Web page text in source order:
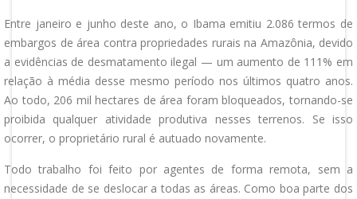
Entre janeiro e junho deste ano, o Ibama emitiu 2.086 termos de
embargos de área contra propriedades rurais na Amazônia, devido
a evidências de desmatamento ilegal — um aumento de 111% em
relação à média desse mesmo período nos últimos quatro anos.
Ao todo, 206 mil hectares de área foram bloqueados, tornando-se
proibida qualquer atividade produtiva nesses terrenos. Se isso
ocorrer, o proprietário rural é autuado novamente.
Todo trabalho foi feito por agentes de forma remota, sem a
necessidade de se deslocar a todas as áreas. Como boa parte dos